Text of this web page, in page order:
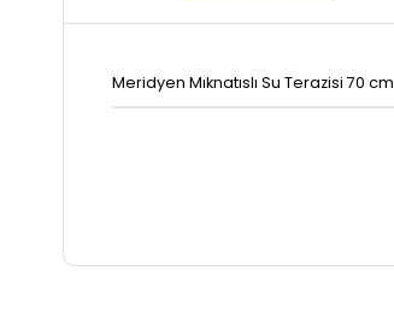
Meridyen Mıknatıslı Su Terazisi 70 cm